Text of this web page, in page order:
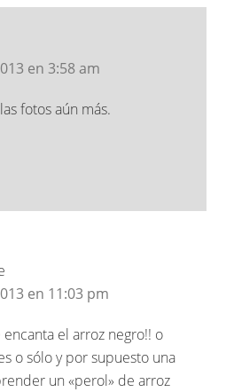
en 3:58 am
fotos aún más.
en 11:03 pm
el arroz negro!! o
o sólo y por supuesto una
un «perol» de arroz